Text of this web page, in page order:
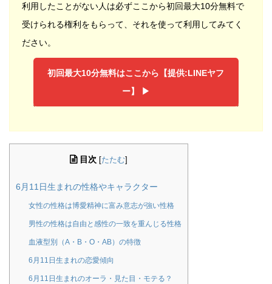
利用したことがない人は必ずここから初回最大10分無料で
受けられる権利をもらって、それを使って利用してみてく
ださい。
初回最大10分無料はここから【提供:LINEヤフ
ー】 ▶︎
目次 [たたむ]
6月11日生まれの性格やキャラクター
女性の性格は博愛精神に富み意志が強い性格
男性の性格は自由と感性の一致を重んじる性格
血液型別（A・B・O・AB）の特徴
6月11日生まれの恋愛傾向
6月11日生まれのオーラ・見た目・モテる？